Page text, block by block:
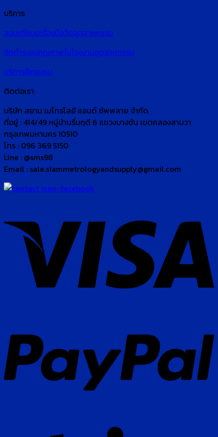
บริการ
สอบเทียบเครื่องมือวัดอุตสาหกรรม
จัดทำระบบคุณภาพในโรงงานอุตสาหกรรม
บริการฝึกอบรม
ติดต่อเรา
บริษัท สยาม เมโทรโลยี แอนด์ ซัพพลาย จำกัด
ที่อยู่ : 414/49 หมู่บ้านรื่นฤดี 6 แขวงบางชัน เขตคลองสามวา
กรุงเทพมหานคร 10510
โทร : 096 369 5150
Line : @sms98
Email : sale.siammetrologyandsupply@gmail.com